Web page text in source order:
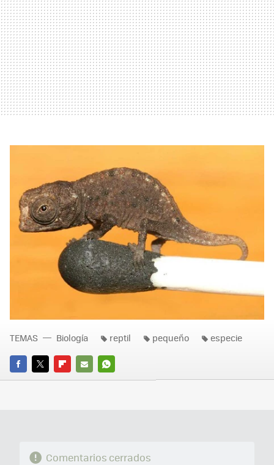
FACEBOOK
TWITTERFLIPBOARD
E-
WHATSAPP
TEMAS Biología reptil pequeño especie
Comentarios cerrados